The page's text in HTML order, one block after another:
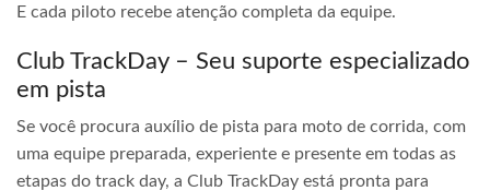
E cada piloto recebe atenção completa da equipe.
Club TrackDay – Seu suporte especializado
em pista
Se você procura auxílio de pista para moto de corrida, com
uma equipe preparada, experiente e presente em todas as
etapas do track day, a Club TrackDay está pronta para